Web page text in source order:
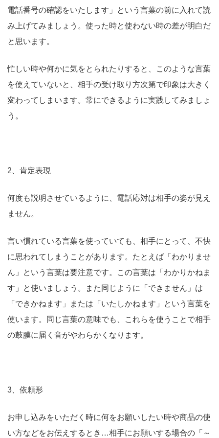
電話番号の確認をいたします」という言葉の前に入れて読
み上げてみましょう。使った時と使わない時の差が明白だ
と思います。
忙しい時や何かに気をとられたりすると、このような言葉
を使えていないと、相手の受け取り方次第で印象は大きく
変わってしまいます。常にできるように実践してみましょ
う。
2、肯定表現
何度も説明させているように、電話応対は相手の姿が見え
ません。
言い慣れている言葉を使っていても、相手にとって、不快
に思われてしまうことがあります。たとえば 「わかりませ
ん」という言葉は要注意です。この言葉は「わかりかねま
す」と使いましょう。また同じように「できません」は
「できかねます」または「いたしかねます」という言葉を
使います。同じ言葉の意味でも、これらを使うことで相手
の鼓膜に届く音がやわらかくなります。
3、依頼形
お申し込みをいただく時に何をお願いしたい時や商品の使
い方などをお伝えするとき…相手にお願いする場合の「～